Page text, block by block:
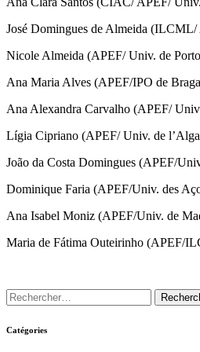
José Domingues de Almeida
Nicole Almeida (APEF/ Univ. de
Ana Maria Alves (APEF/IPO de
Ana Alexandra Carvalho (APEF/
Lígia Cipriano (APEF/ Univ. de
João da Costa Domingues (APEF/
Dominique Faria (APEF/Univ. des
Ana Isabel Moniz (APEF/Univ. de
Maria de Fátima Outeirinho (APEF/
Catégories